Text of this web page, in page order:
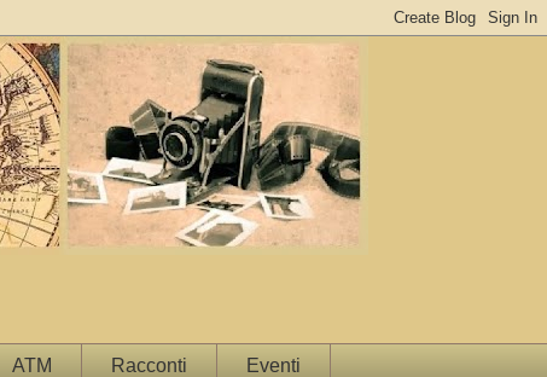
ATM Racconti Eventi